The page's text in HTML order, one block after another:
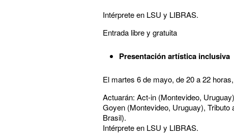
Intérprete en LSU y LIBRAS.
Entrada libre y gratuita
Presentación artística inclusiva
El martes 6 de mayo, de 20 a 22
Actuarán: Act-in (Montevideo,
Goyen (Montevideo, Uruguay),
Brasil).
Intérprete en LSU y LIBRAS.